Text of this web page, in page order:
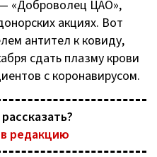
«Доброволец ЦАО»,
акциях. Вот
антител к ковиду,
сдать плазму крови
с коронавирусом.
редакцию